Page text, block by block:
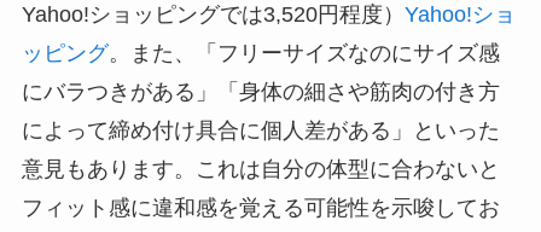
Yahoo!ショッピングでは3,520円程度） Yahoo!ショ
ッピング。また、「フリーサイズなのにサイズ感
にバラつきがある」「身体の細さや筋肉の付き方
によって締め付け具合に個人差がある」といった
意見もあります。これは自分の体型に合わないと
フィット感に違和感を覚える可能性を示唆してお